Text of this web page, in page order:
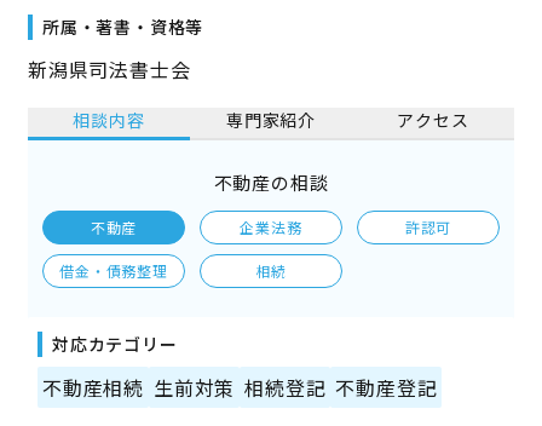
所属・著書・資格等
新潟県司法書士会
相談内容 専門家紹介 アクセス
不動産の相談
不動産 企業法務 許認可
借金・債務整理 相続
対応カテゴリー
不動産相続 生前対策 相続登記 不動産登記